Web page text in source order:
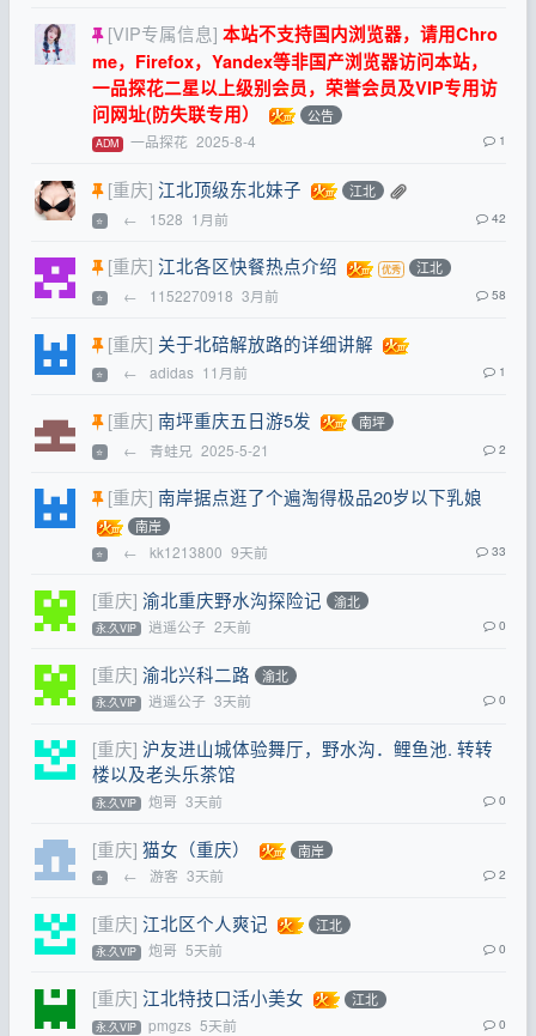
[VIP专属信息] 本站不支持国内浏览器，请用Chro
me，Firefox，Yandex等非国产浏览器访问本站，
一品探花二星以上级别会员，荣誉会员及VIP专用访
问网址(防失联专用）
公告
ADM 一品探花 2025-8-4 1
[重庆] 江北顶级东北妹子 江北
⭐ ← 1528 1月前 42
[重庆] 江北各区快餐热点介绍 江北
⭐ ← 1152270918 3月前 58
[重庆] 关于北碚解放路的详细讲解
⭐ ← adidas 11月前 1
[重庆] 南坪重庆五日游5发 南坪
⭐ ← 青蛙兄 2025-5-21 2
[重庆] 南岸据点逛了个遍淘得极品20岁以下乳娘
南岸
⭐ ← kk1213800 9天前 33
[重庆] 渝北重庆野水沟探险记 渝北
永.久VIP 逍遥公子 2天前 0
[重庆] 渝北兴科二路 渝北
永.久VIP 逍遥公子 3天前 0
[重庆] 沪友进山城体验舞厅，野水沟．鲤鱼池. 转转
楼以及老头乐茶馆
永.久VIP 炮哥 3天前 0
[重庆] 猫女（重庆） 南岸
⭐ ← 游客 3天前 2
[重庆] 江北区个人爽记 江北
永.久VIP 炮哥 5天前 0
[重庆] 江北特技口活小美女 江北
永.久VIP pmgzs 5天前 0